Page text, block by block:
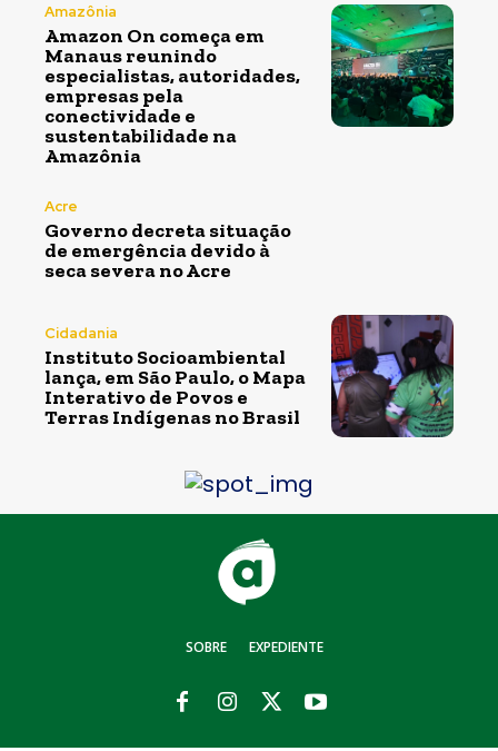
Amazônia
Amazon On começa em
Manaus reunindo
especialistas, autoridades,
empresas pela
conectividade e
sustentabilidade na
Amazônia
Acre
Governo decreta situação
de emergência devido à
seca severa no Acre
Cidadania
Instituto Socioambiental
lança, em São Paulo, o Mapa
Interativo de Povos e
Terras Indígenas no Brasil
SOBRE EXPEDIENTE